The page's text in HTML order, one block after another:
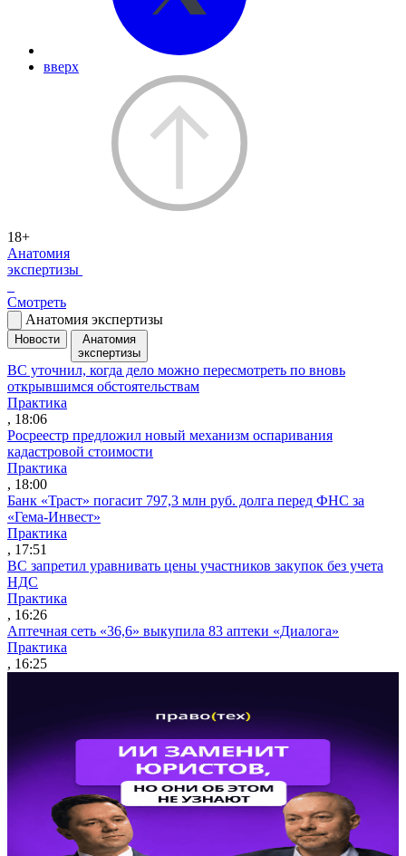
вверх
18+
Анатомия
экспертизы
Смотреть
Анатомия экспертизы
Новости
Анатомия
экспертизы
ВС уточнил, когда дело можно пересмотреть по вновь
открывшимся обстоятельствам
Практика
, 18:06
Росреестр предложил новый механизм оспаривания
кадастровой стоимости
Практика
, 18:00
Банк «Траст» погасит 797,3 млн руб. долга перед ФНС за
«Гема-Инвест»
Практика
, 17:51
ВС запретил уравнивать цены участников закупок без учета
НДС
Практика
, 16:26
Аптечная сеть «36,6» выкупила 83 аптеки «Диалога»
Практика
, 16:25